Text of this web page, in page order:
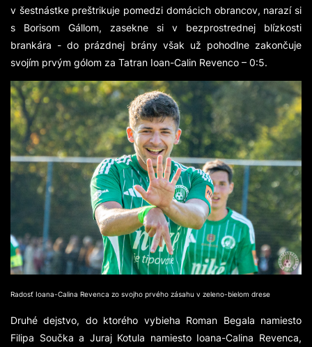
v šestnástke preštrikuje pomedzi domácich obrancov, narazí si
s Borisom Gállom, zasekne si v bezprostrednej blízkosti
brankára - do prázdnej brány však už pohodlne zakončuje
svojím prvým gólom za Tatran Ioan-Calin Revenco – 0:5.
Radosť Ioana-Calina Revenca zo svojho prvého zásahu v zeleno-bielom drese
Druhé dejstvo, do ktorého vybieha Roman Begala namiesto
Filipa Součka a Juraj Kotula namiesto Ioana-Calina Revenca,